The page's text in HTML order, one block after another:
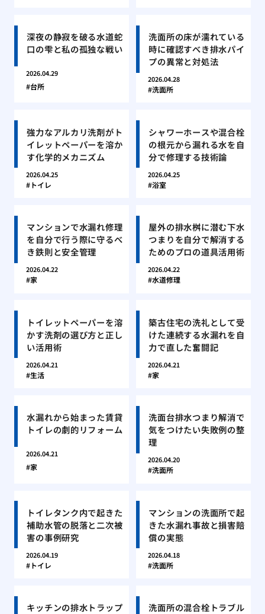
深夜の静寂を破る水道蛇
口の雫と私の孤独な戦い
2026.04.29
台所
洗面所の床が濡れている
時に確認すべき排水パイ
プの異常と対処法
2026.04.28
洗面所
強力なアルカリ洗剤がト
イレットペーパーを溶か
す化学的メカニズム
2026.04.25
トイレ
シャワーホースや混合栓
の根元から漏れる水を自
分で修理する技術論
2026.04.25
浴室
マンションで水漏れ修理
を自分で行う際に守るべ
き鉄則と安全管理
2026.04.22
家
屋外の排水桝に潜む下水
つまりを自分で解消する
ためのプロの道具活用術
2026.04.22
水道修理
トイレットペーパーを溶
かす洗剤の選び方と正し
い活用術
2026.04.21
生活
築古住宅の洗礼として受
けた連続する水漏れを自
力で直した奮闘記
2026.04.21
家
水漏れから始まった賃貸
トイレの劇的リフォーム
2026.04.21
家
洗面台排水つまり解消で
気をつけたい失敗例の整
理
2026.04.20
洗面所
トイレタンク内で起きた
補助水管の脱落と二次被
害の事例研究
2026.04.19
トイレ
マンションの洗面所で起
きた水漏れ事故と損害賠
償の実態
2026.04.18
洗面所
キッチンの排水トラップ
洗面所の混合栓トラブル